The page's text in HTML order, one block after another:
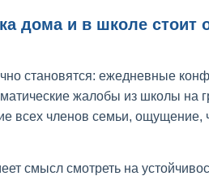
дома и в школе стоит
становятся: ежедневные
жалобы из школы на
всех членов семьи, ощущение,
смысл смотреть на